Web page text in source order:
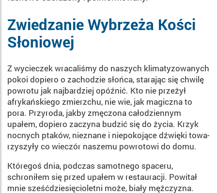
Zwiedzanie Wybrzeża Kości
Słoniowej
Z wycieczek wracaliśmy do naszych klimatyzowanych
pokoi dopiero o zachodzie słońca, starając się chwilę
powrotu jak najbardziej opóźnić. Kto nie przeżył
afrykań­skiego zmierzchu, nie wie, jak ma­giczna to
pora. Przyroda, jakby zmęczona całodziennym
upałem, dopiero zaczyna budzić się do ży­cia. Krzyk
nocnych ptaków, nieznane i niepokojące dźwięki towa­
rzyszyły co wieczór naszemu po­wrotowi do domu.
Któregoś dnia, podczas samot­nego spaceru,
schroniłem się przed upałem w restauracji. Powitał
mnie sześćdziesięcioletni może, biały mężczyzna.